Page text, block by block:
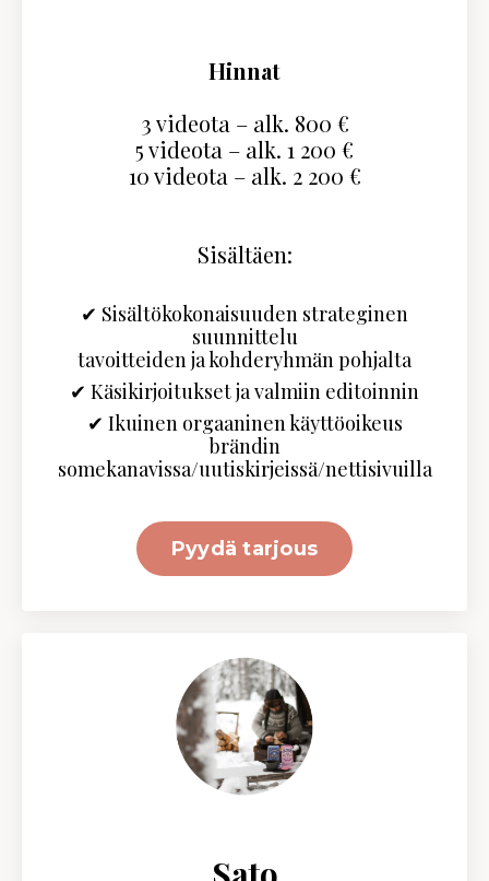
Hinnat
3 videota – alk. 800 €
5 videota – alk. 1 200 €
10 videota – alk. 2 200 €
Sisältäen:
✔ Sisältökokonaisuuden strateginen
suunnittelu
tavoitteiden ja kohderyhmän pohjalta
✔ Käsikirjoitukset ja valmiin editoinnin
✔ Ikuinen orgaaninen käyttöoikeus
brändin
somekanavissa/uutiskirjeissä/nettisivuilla
Pyydä tarjous